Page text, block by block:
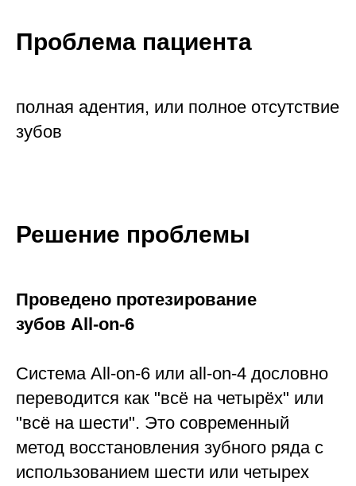
Проблема пациента
полная адентия, или полное отсутствие
зубов
Решение проблемы
Проведено протезирование
зубов All-on-6
Система All-on-6 или all-on-4 дословно
переводится как "всё на четырёх" или
"всё на шести". Это современный
метод восстановления зубного ряда с
использованием шести или четырех